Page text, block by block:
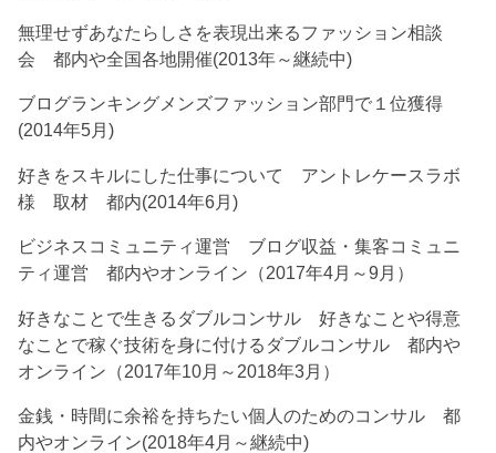
無理せずあなたらしさを表現出来るファッション相談
会 都内や全国各地開催(2013年～継続中)
ブログランキングメンズファッション部門で１位獲得
(2014年5月)
好きをスキルにした仕事について アントレケースラボ
様 取材 都内(2014年6月)
ビジネスコミュニティ運営 ブログ収益・集客コミュニ
ティ運営 都内やオンライン（2017年4月～9月）
好きなことで生きるダブルコンサル 好きなことや得意
なことで稼ぐ技術を身に付けるダブルコンサル 都内や
オンライン（2017年10月～2018年3月）
金銭・時間に余裕を持ちたい個人のためのコンサル 都
内やオンライン(2018年4月～継続中)